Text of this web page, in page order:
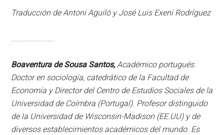
Traducción de Antoni Aguiló y José Luis Exeni Rodríguez
……………………..
Boaventura de Sousa Santos,Académico portugués.
Doctor en sociología, catedrático de la Facultad de
Economía y Director del Centro de Estudios Sociales de la
Universidad de Coímbra (Portugal). Profesor distinguido
de la Universidad de Wisconsin-Madison (EE.UU) y de
diversos establecimientos académicos del mundo. Es